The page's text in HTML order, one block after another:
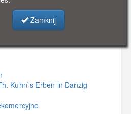
(Charakteristiche Giebelbauten
der Zeit vom 14. bis 18.
Korzenna 54, Szeroka 119,
16
Kuhn`s Erben in Danzig
Zamknij